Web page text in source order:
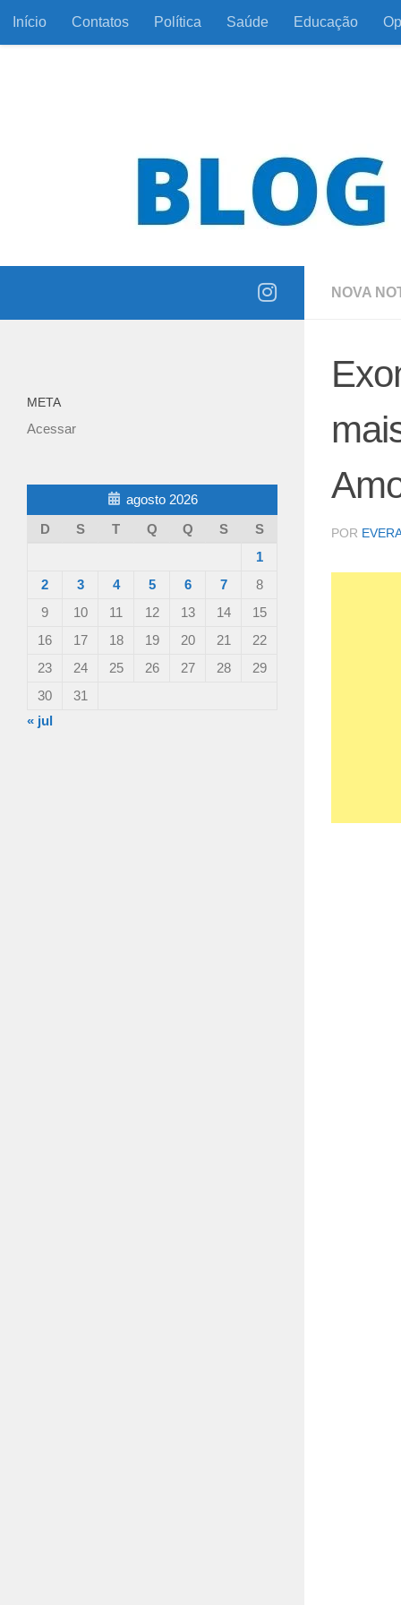
Skip to content
Início Contatos Política Saúde Educação
NOVA
POR
META
Acessar
agosto 2026
D
S T Q Q S
S
1
2
3 4 5 6 7
8
9
10 11 12 13 14
15
16
17 18 19 20 21
22
23
24 25 26 27 28
29
30
31
« jul